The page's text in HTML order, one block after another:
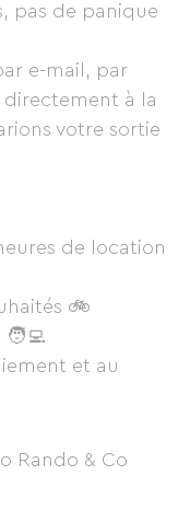
pas de panique
e-mail, par
directement à la
votre sortie
de location
🚲
🧑‍💻
et au